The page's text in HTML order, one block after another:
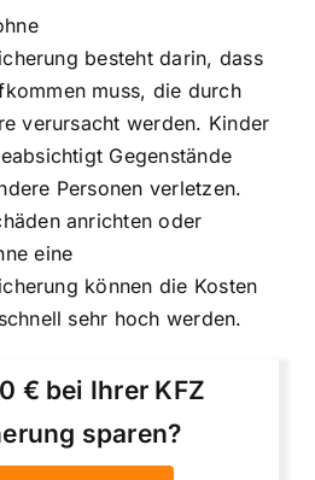
besteht darin, dass
muss, die durch
verursacht werden. Kinder
Gegenstände
Personen verletzen.
anrichten oder
eine
können die Kosten
sehr hoch werden.
€ bei Ihrer KFZ
sparen?